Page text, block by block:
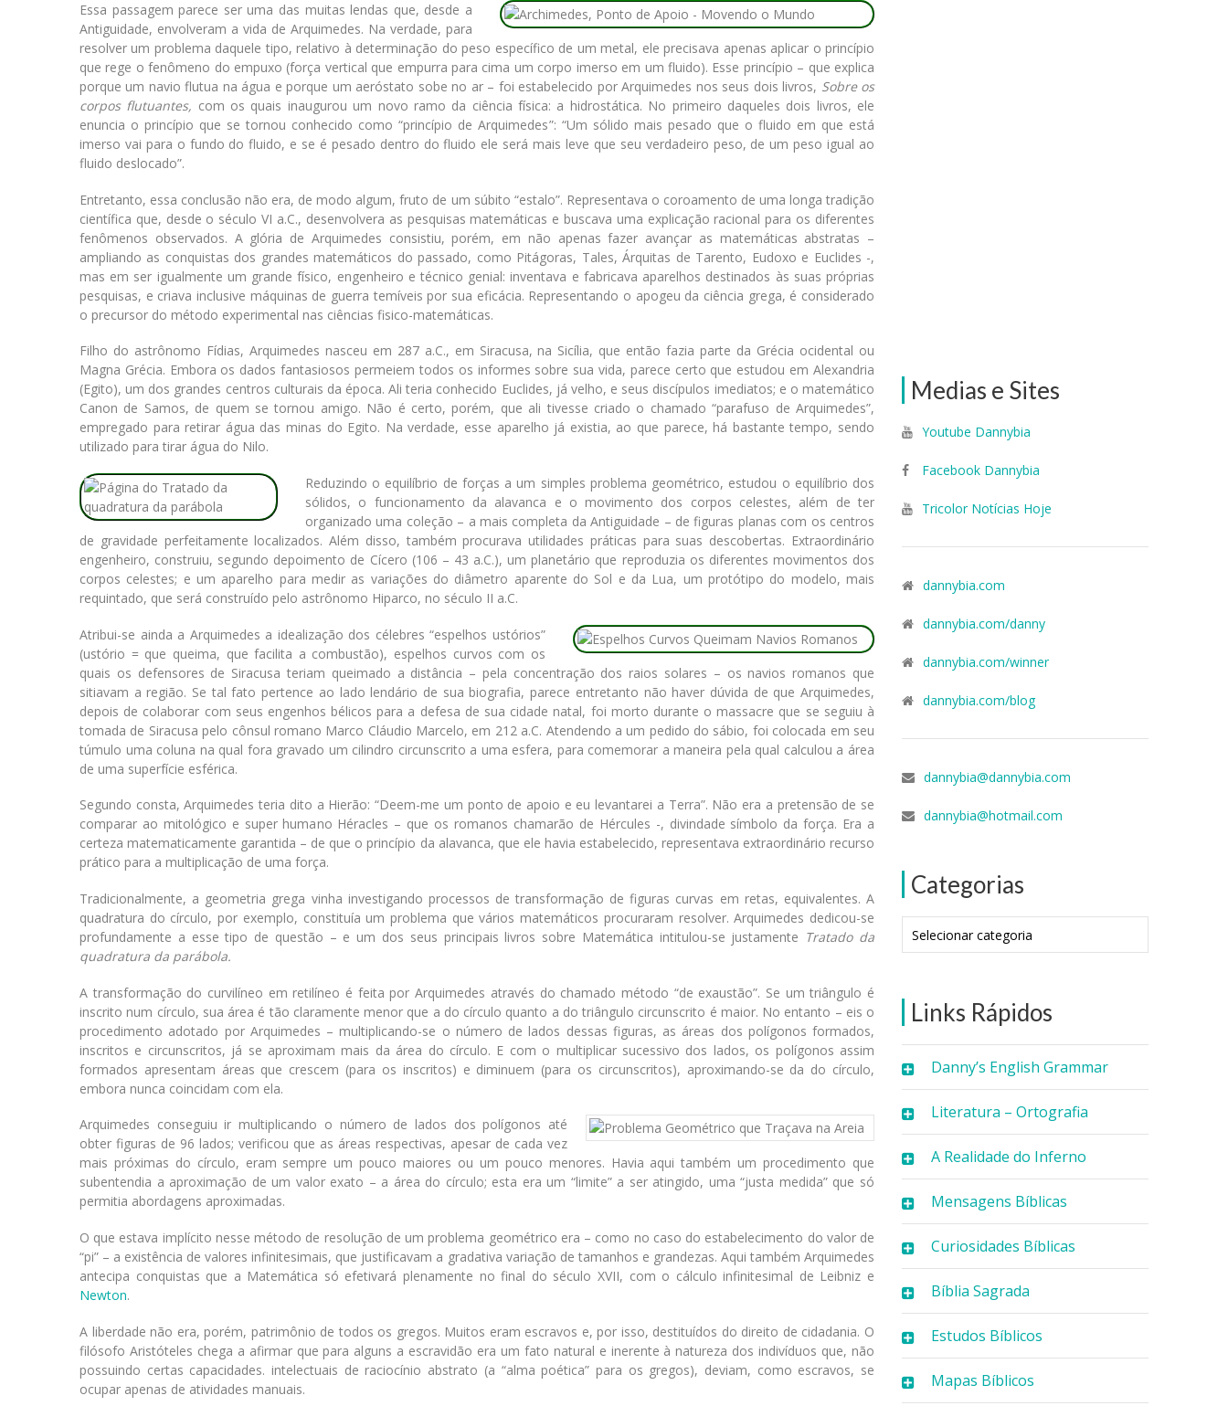
Medias e Sites
Youtube Dannybia
Facebook Dannybia
Tricolor Notícias Hoje
dannybia.com
dannybia.com/danny
dannybia.com/winner
dannybia.com/blog
dannybia@dannybia.com
dannybia@hotmail.com
Categorias
Links Rápidos
Danny’s English Grammar
Literatura – Ortografia
A Realidade do Inferno
Mensagens Bíblicas
Curiosidades Bíblicas
Bíblia Sagrada
Estudos Bíblicos
Mapas Bíblicos
Essa passagem parece ser uma das muitas lendas que, desde a
Antiguidade, envolveram a vida de Arquimedes. Na verdade, para
resolver um problema daquele tipo, relativo à determinação do peso específico de um metal, ele precisava apenas aplicar o princípio
que rege o fenômeno do empuxo (força vertical que empurra para cima um corpo imerso em um fluido). Esse princípio – que explica
porque um navio flutua na água e porque um aeróstato sobe no ar – foi estabelecido por Arquimedes nos seus dois livros, Sobre os
corpos flutuantes, com os quais inaugurou um novo ramo da ciência física: a hidrostática. No primeiro daqueles dois livros, ele
enuncia o princípio que se tornou conhecido como “princípio de Arquimedes”: “Um sólido mais pesado que o fluido em que está
imerso vai para o fundo do fluido, e se é pesado dentro do fluido ele será mais leve que seu verdadeiro peso, de um peso igual ao
fluido deslocado”.
Entretanto, essa conclusão não era, de modo algum, fruto de um súbito “estalo”. Representava o coroamento de uma longa tradição
científica que, desde o século VI a.C., desenvolvera as pesquisas matemáticas e buscava uma explicação racional para os diferentes
fenômenos observados. A glória de Arquimedes consistiu, porém, em não apenas fazer avançar as matemáticas abstratas –
ampliando as conquistas dos grandes matemáticos do passado, como Pitágoras, Tales, Árquitas de Tarento, Eudoxo e Euclides -,
mas em ser igualmente um grande físico, engenheiro e técnico genial: inventava e fabricava aparelhos destinados às suas próprias
pesquisas, e criava inclusive máquinas de guerra temíveis por sua eficácia. Representando o apogeu da ciência grega, é considerado
o precursor do método experimental nas ciências fisico-matemáticas.
Filho do astrônomo Fídias, Arquimedes nasceu em 287 a.C., em Siracusa, na Sicília, que então fazia parte da Grécia ocidental ou
Magna Grécia. Embora os dados fantasiosos permeiem todos os informes sobre sua vida, parece certo que estudou em Alexandria
(Egito), um dos grandes centros culturais da época. Ali teria conhecido Euclides, já velho, e seus discípulos imediatos; e o matemático
Canon de Samos, de quem se tornou amigo. Não é certo, porém, que ali tivesse criado o chamado “parafuso de Arquimedes”,
empregado para retirar água das minas do Egito. Na verdade, esse aparelho já existia, ao que parece, há bastante tempo, sendo
utilizado para tirar água do Nilo.
Reduzindo o equilíbrio de forças a um simples problema geométrico, estudou o equilíbrio dos
sólidos, o funcionamento da alavanca e o movimento dos corpos celestes, além de ter
organizado uma coleção – a mais completa da Antiguidade – de figuras planas com os centros
de gravidade perfeitamente localizados. Além disso, também procurava utilidades práticas para suas descobertas. Extraordinário
engenheiro, construiu, segundo depoimento de Cícero (106 – 43 a.C.), um planetário que reproduzia os diferentes movimentos dos
corpos celestes; e um aparelho para medir as variações do diâmetro aparente do Sol e da Lua, um protótipo do modelo, mais
requintado, que será construído pelo astrônomo Hiparco, no século II a.C.
Atribui-se ainda a Arquimedes a idealização dos célebres “espelhos ustórios”
(ustório = que queima, que facilita a combustão), espelhos curvos com os
quais os defensores de Siracusa teriam queimado a distância – pela concentração dos raios solares – os navios romanos que
sitiavam a região. Se tal fato pertence ao lado lendário de sua biografia, parece entretanto não haver dúvida de que Arquimedes,
depois de colaborar com seus engenhos bélicos para a defesa de sua cidade natal, foi morto durante o massacre que se seguiu à
tomada de Siracusa pelo cônsul romano Marco Cláudio Marcelo, em 212 a.C. Atendendo a um pedido do sábio, foi colocada em seu
túmulo uma coluna na qual fora gravado um cilindro circunscrito a uma esfera, para comemorar a maneira pela qual calculou a área
de uma superfície esférica.
Segundo consta, Arquimedes teria dito a Hierão: “Deem-me um ponto de apoio e eu levantarei a Terra”. Não era a pretensão de se
comparar ao mitológico e super humano Héracles – que os romanos chamarão de Hércules -, divindade símbolo da força. Era a
certeza matematicamente garantida – de que o princípio da alavanca, que ele havia estabelecido, representava extraordinário recurso
prático para a multiplicação de uma força.
Tradicionalmente, a geometria grega vinha investigando processos de transformação de figuras curvas em retas, equivalentes. A
quadratura do círculo, por exemplo, constituía um problema que vários matemáticos procuraram resolver. Arquimedes dedicou-se
profundamente a esse tipo de questão – e um dos seus principais livros sobre Matemática intitulou-se justamente Tratado da
quadratura da parábola.
A transformação do curvilíneo em retilíneo é feita por Arquimedes através do chamado método “de exaustão”. Se um triângulo é
inscrito num círculo, sua área é tão claramente menor que a do círculo quanto a do triângulo circunscrito é maior. No entanto – eis o
procedimento adotado por Arquimedes – multiplicando-se o número de lados dessas figuras, as áreas dos polígonos formados,
inscritos e circunscritos, já se aproximam mais da área do círculo. E com o multiplicar sucessivo dos lados, os polígonos assim
formados apresentam áreas que crescem (para os inscritos) e diminuem (para os circunscritos), aproximando-se da do círculo,
embora nunca coincidam com ela.
Arquimedes conseguiu ir multiplicando o número de lados dos polígonos até
obter figuras de 96 lados; verificou que as áreas respectivas, apesar de cada vez
mais próximas do círculo, eram sempre um pouco maiores ou um pouco menores. Havia aqui também um procedimento que
subentendia a aproximação de um valor exato – a área do círculo; esta era um “limite” a ser atingido, uma “justa medida” que só
permitia abordagens aproximadas.
O que estava implícito nesse método de resolução de um problema geométrico era – como no caso do estabelecimento do valor de
“pi” – a existência de valores infinitesimais, que justificavam a gradativa variação de tamanhos e grandezas. Aqui também Arquimedes
antecipa conquistas que a Matemática só efetivará plenamente no final do século XVII, com o cálculo infinitesimal de Leibniz e
Newton.
A liberdade não era, porém, patrimônio de todos os gregos. Muitos eram escravos e, por isso, destituídos do direito de cidadania. O
filósofo Aristóteles chega a afirmar que para alguns a escravidão era um fato natural e inerente à natureza dos indivíduos que, não
possuindo certas capacidades. intelectuais de raciocínio abstrato (a “alma poética” para os gregos), deviam, como escravos, se
ocupar apenas de atividades manuais.